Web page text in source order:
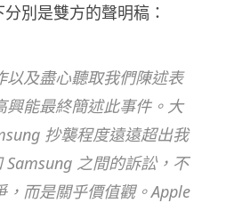
別是雙方的聲明稿：
以及盡心聽取我們陳述表
興能最終簡述此事件。大
抄襲程度遠遠超出我
Samsung 之間的訴訟，不
，而是關乎價值觀。Apple